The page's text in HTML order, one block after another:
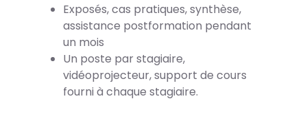
Exposés, cas pratiques, synthèse,
assistance postformation pendant
un mois
Un poste par stagiaire,
vidéoprojecteur, support de cours
fourni à chaque stagiaire.